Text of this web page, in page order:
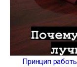
Принцип